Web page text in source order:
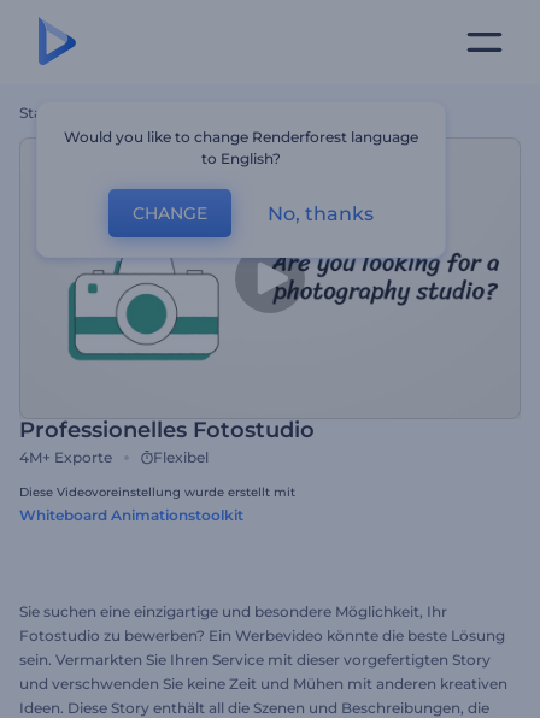
Startseite
Professionelles Fotostudio
4M+ Exporte Flexibel
Diese Videovoreinstellung wurde erstellt mit
Whiteboard Animationstoolkit
Sie suchen eine einzigartige und besondere Möglichkeit, Ihr
Fotostudio zu bewerben? Ein Werbevideo könnte die beste Lösung
sein. Vermarkten Sie Ihren Service mit dieser vorgefertigten Story
und verschwenden Sie keine Zeit und Mühen mit anderen kreativen
Ideen. Diese Story enthält all die Szenen und Beschreibungen, die
Would you like to change Renderforest language
to English?
CHANGE No, thanks